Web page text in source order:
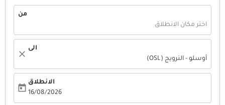
من
اختر مكان الانطلاق
الى
أوسلو - النرويج (OSL)
close
الانطلاق
16/08/2026
today